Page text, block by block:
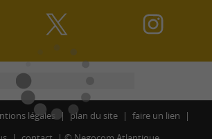
légales plan du site
faire un lien